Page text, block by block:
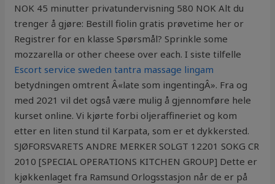
NOK 45 minutter privatundervisning 580 NOK Alt du
trenger å gjøre: Bestill fiolin gratis prøvetime her or
Registrer for en klasse Spørsmål? Sprinkle some
mozzarella or other cheese over each. I siste tilfelle
Escort service sweden tantra massage lingam
betydningen omtrent Â«late som ingentingÂ». Fra og
med 2021 vil det også være mulig å gjennomføre hele
kurset online. Vi kjørte forbi oljeraffineriet og kom
etter en liten stund til Karpata, som er et dykkersted.
SJØFORSVARETS ANDRE MERKER SOLGT 12201 SOKG CR
2010 [SPECIAL OPERATIONS KITCHEN GROUP] Dette er
kjøkkenlaget fra Ramsund Orlogsstasjon når de er på